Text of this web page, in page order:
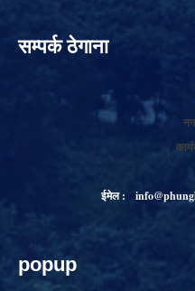
सम्पर्क ठेगाना
ईमेल :
popup